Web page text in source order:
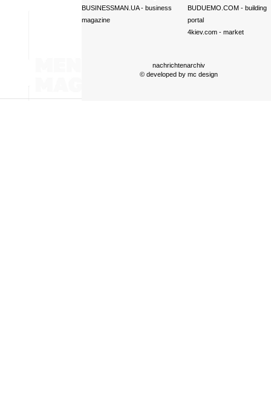
BUSINESSMAN.UA- business
magazine
BUDUEMO.COM- building
portal
4kiev.com- market
nachrichtenarchiv
© developed by mc design